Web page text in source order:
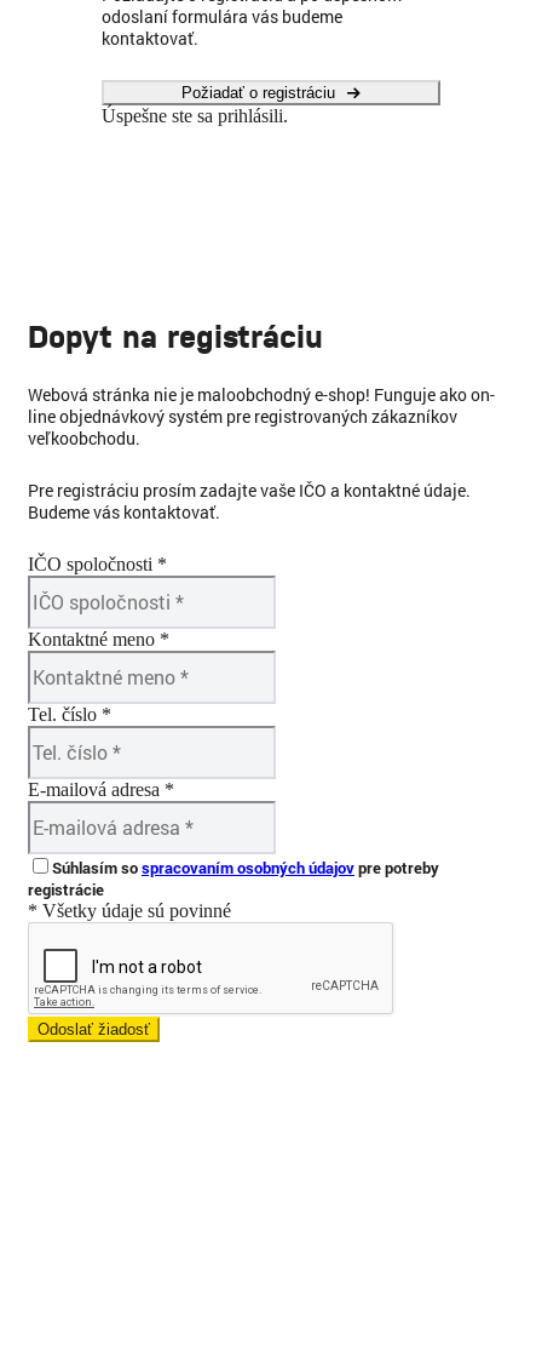
odoslaní formulára vás budeme
kontaktovať.
Požiadať o registráciu
Úspešne ste sa prihlásili.
Dopyt na registráciu
Webová stránka nie je maloobchodný e-shop! Funguje ako on-
line objednávkový systém pre registrovaných zákazníkov
veľkoobchodu.
Pre registráciu prosím zadajte vaše IČO a kontaktné údaje.
Budeme vás kontaktovať.
IČO spoločnosti *
Kontaktné meno *
Tel. číslo *
E-mailová adresa *
Súhlasím sospracovaním osobných údajovpre potreby
registrácie
* Všetky údaje sú povinné
Odoslať žiadosť